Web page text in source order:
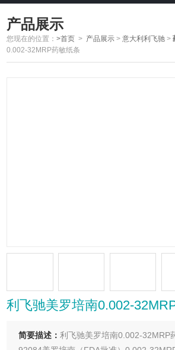
产品展示
您现在的位置：>首页 > 产品展示 >意大利利飞驰 >
0.002-32MRP药敏纸条
利飞驰美罗培南0.002-
简要描述：利飞驰美罗培南0.002-32MRP